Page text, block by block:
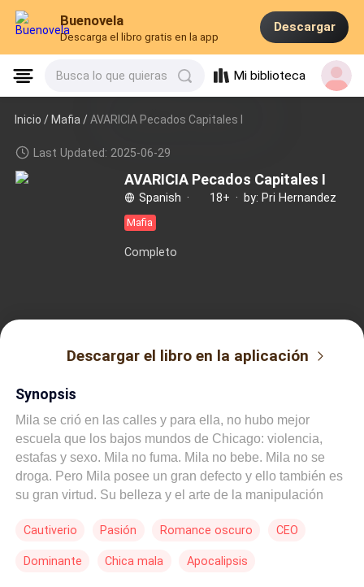
Buenovela
Descarga el libro gratis en la app
Descargar
Busca lo que quieras Mi biblioteca
Inicio /Mafia /AVARICIA Pecados Capitales I
Last Updated: 2025-06-29
AVARICIA Pecados Capitales I
Spanish · 18+ · by: Pri Hernandez
Mafia
Completo
Descargar el libro en la aplicación
Synopsis
Mila se crió en las calles y para ella, no hubo mejor
escuela que los bajos mundos de Chicago: violencia,
estafas y sexo. Mila no fuma. Mila no bebe. Mila no se
droga. Pero Mila posee un gran defecto y ello también es
su gran virtud. Su belleza y el arte de la manipulación
oscura, un alma avara, un alma pendenciera, un alma
Mila siempre quiere más; porque más jamás es
Cautiverio Pasión Romance oscuro CEO
Dominante Chica mala Apocalipsis